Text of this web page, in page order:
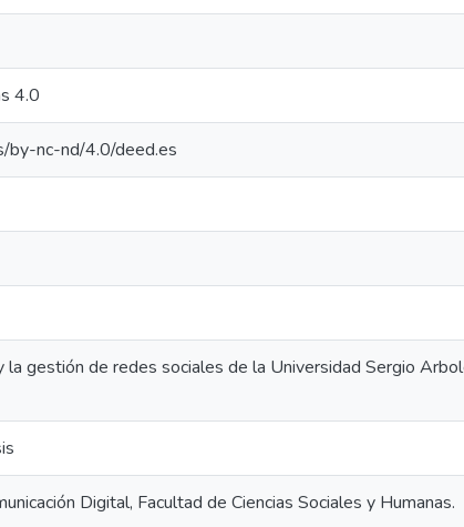
4.0
by-nc-nd/4.0/deed.es
gestión de redes sociales de la Universidad Sergio
Digital, Facultad de Ciencias Sociales y Humanas.